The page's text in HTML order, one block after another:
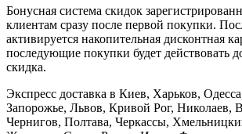
Бонусная система скидок
клиентам сразу после первой покупки.
активируется накопительная дисконтная
последующие покупки будет действовать
скидка.
Экспресс доставка в Киев, Харьков,
Запорожье, Львов, Кривой Рог, Николаев,
Чернигов, Полтава, Черкассы,